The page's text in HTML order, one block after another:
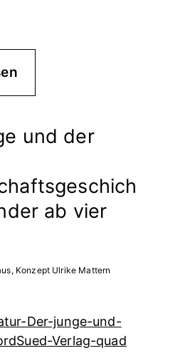
und der
ab vier
Konzept Ulrike Mattern